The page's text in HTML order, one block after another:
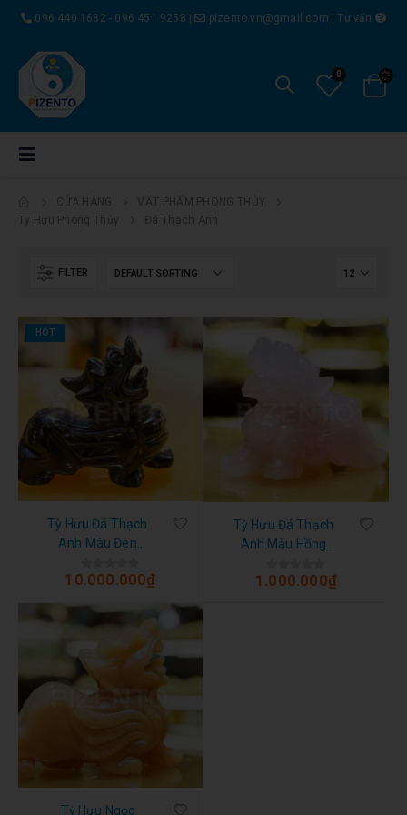
096 440 1682 - 096 451 9258 pizento.vn@gmail.com |Tư vấn
0
FILTER
HOT
Tỳ Hưu Đá Thạch
Anh Màu Đen
Thủy, Mệnh Mộc
0 out of 5
10.000.000₫
Tỳ Hưu Đá Thạch
Anh Màu Hồng
Hỏa, Mệnh Thổ
0out of 5
1.000.000₫
Tỳ Hưu Ngọc